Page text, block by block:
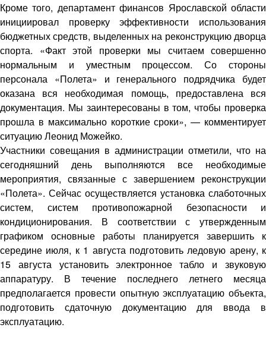
Кроме того, департамент финансов Ярославской области
инициировал проверку эффективности использования
бюджетных средств, выделенных на реконструкцию дворца
спорта. «Факт этой проверки мы считаем совершенно
нормальным и уместным процессом. Со стороны
персонала «Полета» и генерального подрядчика будет
оказана вся необходимая помощь, предоставлена вся
документация. Мы заинтересованы в том, чтобы проверка
прошла в максимально короткие сроки», — комментирует
ситуацию Леонид Можейко.
Участники совещания в администрации отметили, что на
сегодняшний день выполняются все необходимые
мероприятия, связанные с завершением реконструкции
«Полета». Сейчас осуществляется установка слаботочных
систем, систем противопожарной безопасности и
кондиционирования. В соответствии с утвержденным
графиком основные работы планируется завершить к
середине июля, к 1 августа подготовить ледовую арену, к
15 августа установить электронное табло и звуковую
аппаратуру. В течение последнего летнего месяца
предполагается провести опытную эксплуатацию объекта,
подготовить сдаточную документацию для ввода в
эксплуатацию.